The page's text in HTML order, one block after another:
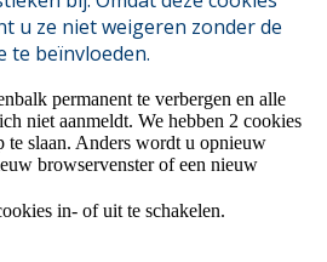
u ze niet weigeren zonder de
te beïnvloeden.
permanent te verbergen en alle
niet aanmeldt. We hebben 2 cookies
te slaan. Anders wordt u opnieuw
browservenster of een nieuw
in- of uit te schakelen.